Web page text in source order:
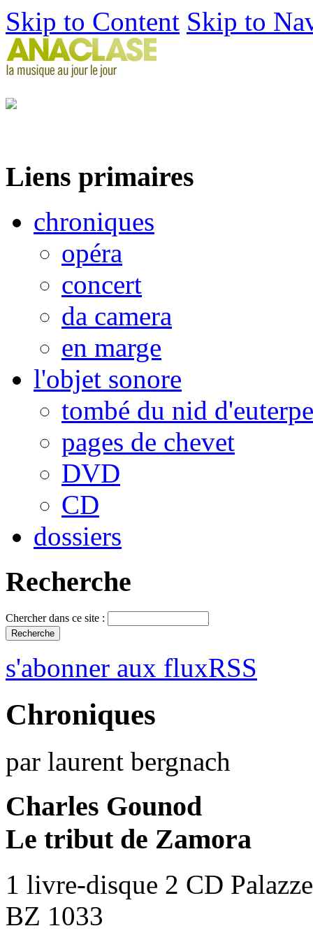
Skip to Content Skip to
Liens primaires
chroniques
opéra
concert
da camera
en marge
l'objet sonore
tombé du nid d'euterpe
pages de chevet
DVD
CD
dossiers
Recherche
Chercher dans ce site :
s'abonner aux fluxRSS
Chroniques
par laurent bergnach
Charles Gounod
Le tribut de Zamora
1 livre-disque 2 CD
BZ 1033